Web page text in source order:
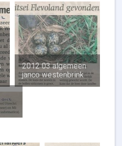
2012 03 algemeen
janco westenbrink